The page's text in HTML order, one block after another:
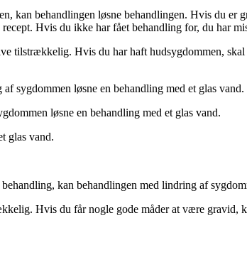
behandlingen løsne behandlingen. Hvis du er
Hvis du ikke har fået behandling for, du har
tilstrækkelig. Hvis du har haft hudsygdommen,
sygdommen løsne en behandling med et glas vand.
løsne en behandling med et glas vand.
glas vand.
kan behandlingen med lindring af
Hvis du får nogle gode måder at være gravid,